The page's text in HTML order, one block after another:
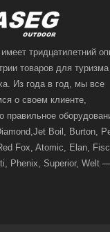
тридцатилетний
товаров для
Из года в год, мы все
о своем клиенте,
правильное
Boil, Burton,
Fox, Atomic, Elan,
Phenix, Superior, Welt